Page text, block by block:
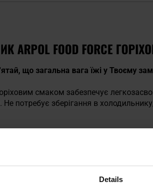
Details
ARPOL FOOD FORCE
що загальна вага їжі у Твоєму
смаком забезпечує
Не потребує зберігання в
є хорошим джерелом енергії та